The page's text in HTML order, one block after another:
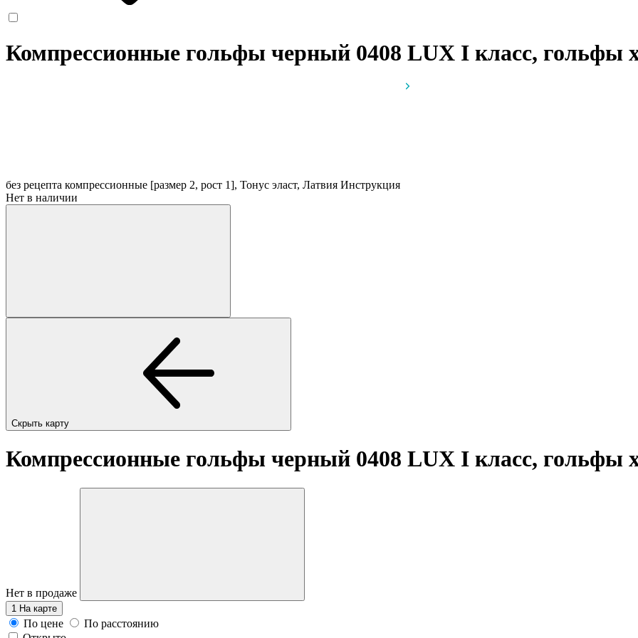
Компрессионные гольфы черный 0408 LUX I класс, гольфы
без рецепта компрессионные [размер 2, рост 1], Тонус эласт, Латвия Инструкция
Нет в наличии
Скрыть карту
Компрессионные гольфы черный 0408 LUX I класс, гольфы
Нет в продаже
1 На карте
По цене
По расстоянию